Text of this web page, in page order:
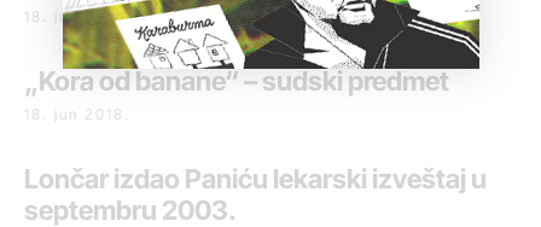
18. jun 2018.
„Kora od banane“ – sudski predmet
18. jun 2018.
Lončar izdao Paniću lekarski izveštaj u
septembru 2003.